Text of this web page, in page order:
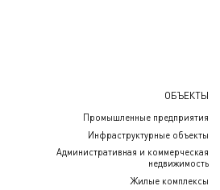
ОБЪЕКТЫ
Промышленные предприятия
Инфраструктурные объекты
Административная и коммерческая
недвижимость
Жилые комплексы